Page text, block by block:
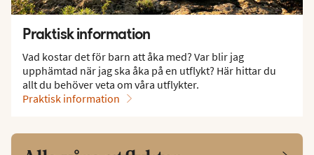
Praktisk information
Vad kostar det för barn att åka med? Var blir jag
upphämtad när jag ska åka på en utflykt? Här hittar du
allt du behöver veta om våra utflykter.
Praktisk information